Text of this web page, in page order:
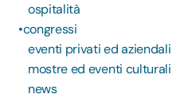
ospitalità
congressi
eventi privati ed aziendali
mostre ed eventi culturali
news